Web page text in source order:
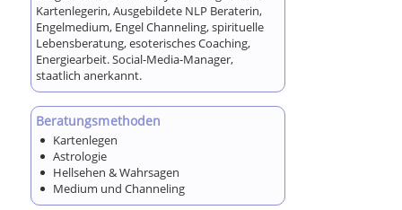
Kartenlegerin, Ausgebildete NLP Beraterin,
Engelmedium, Engel Channeling, spirituelle
Lebensberatung, esoterisches Coaching,
Energiearbeit. Social-Media-Manager,
staatlich anerkannt.
Beratungsmethoden
Kartenlegen
Astrologie
Hellsehen & Wahrsagen
Medium und Channeling